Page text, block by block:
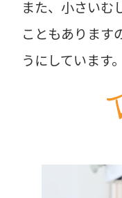
また、小さいむ
こともあります
うにしています。